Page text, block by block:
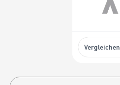
Vergleichen